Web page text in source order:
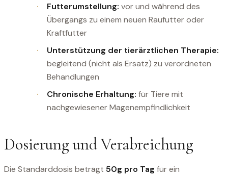
Futterumstellung: vor und während des
Übergangs zu einem neuen Raufutter oder
Kraftfutter
Unterstützung der tierärztlichen Therapie:
begleitend (nicht als Ersatz) zu verordneten
Behandlungen
Chronische Erhaltung: für Tiere mit
nachgewiesener Magenempfindlichkeit
Dosierung und Verabreichung
Die Standarddosis beträgt 50g pro Tag für ein